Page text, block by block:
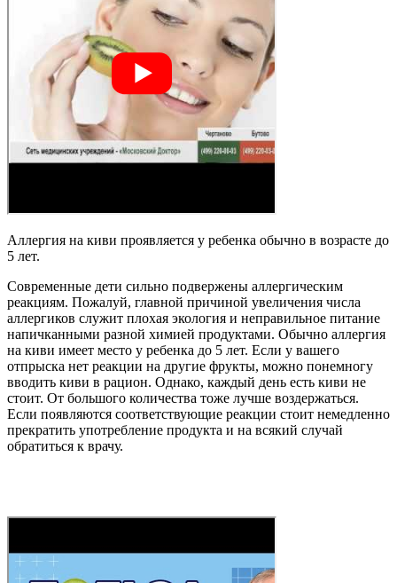
Аллергия на киви проявляется у ребенка обычно в возрасте до
5 лет.
Современные дети сильно подвержены аллергическим
реакциям. Пожалуй, главной причиной увеличения числа
аллергиков служит плохая экология и неправильное питание
напичканными разной химией продуктами. Обычно аллергия
на киви имеет место у ребенка до 5 лет. Если у вашего
отпрыска нет реакции на другие фрукты, можно понемногу
вводить киви в рацион. Однако, каждый день есть киви не
стоит. От большого количества тоже лучше воздержаться.
Если появляются соответствующие реакции стоит немедленно
прекратить употребление продукта и на всякий случай
обратиться к врачу.